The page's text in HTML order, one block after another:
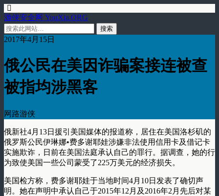
游侠安全网 YouXia.ORG
2017年4月15日
俄公民在美因诈骗案接连被查
被指均涉黑客
网路游侠
俄新社4月13日援引美国媒体的报道称，居住在美国洛杉矶的
俄罗斯公民伊琳娜•费多谢耶娃涉嫌非法使用信用卡及借记卡
实施欺诈，日前在美国法庭承认自己的罪行。据调查，她的行
为致使美国一些公司蒙受了225万美元的经济损失。
美国检方称，费多谢耶娃于当地时间4月10日发表了确切声
明。她在声明中承认自己于2015年12月及2016年2月先后对某